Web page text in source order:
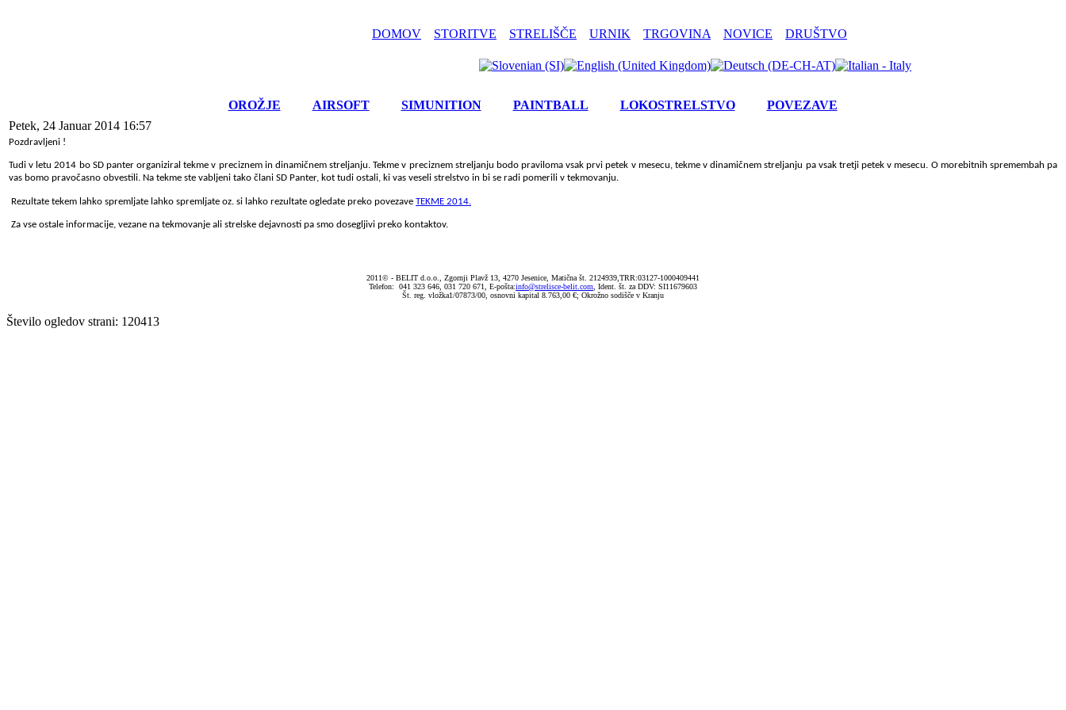
DOMOV STORITVE STRELIŠČE URNIK TRGOVINA NOVICE DRUŠTVO
OROŽJE AIRSOFT SIMUNITION PAINTBALL LOKOSTRELSTVO
POVEZAVE
Petek, 24 Januar 2014 16:57
Pozdravljeni !
Tudi v letu 2014 bo SD panter organiziral tekme v preciznem in dinamičnem streljanju. Tekme v preciznem streljanju bodo praviloma vsak prvi petek v mesecu, tekme v dinamičnem streljanju pa vsak tretji petek v mesecu. O morebitnih spremembah pa
vas bomo pravočasno obvestili. Na tekme ste vabljeni tako člani SD Panter, kot tudi ostali, ki vas veseli strelstvo in bi se radi pomerili v tekmovanju.
Rezultate tekem lahko spremljate lahko spremljate oz. si lahko rezultate ogledate preko povezave TEKME 2014.
Za vse ostale informacije, vezane na tekmovanje ali strelske dejavnosti pa smo dosegljivi preko kontaktov.
2011© - BELIT d.o.o., Zgornji Plavž 13, 4270 Jesenice, Matična št. 2124939,TRR:03127-1000409441
Telefon: 041 323 646, 031 720 671, E-pošta:info@strelisce-belit.com , Ident. št. za DDV: SI11679603
Št. reg. vložka1/07873/00, osnovni kapital 8.763,00 €; Okrožno sodišče v Kranju
Število ogledov strani: 120413